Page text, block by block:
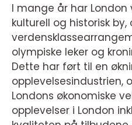
I mange år har
kulturell og historisk
olympiske leker og
Dette har ført til en
opplevelsesindustrien,
Londons økonomiske
opplevelser i London